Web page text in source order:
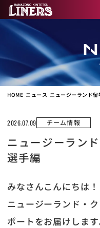
HOME ニュース ニュージーランド
2026.07.09 チーム情報
ニュージーラン
選手編
みなさんこんにちは
ニュージーランド・
ポートをお届けしま